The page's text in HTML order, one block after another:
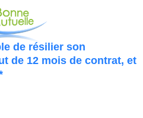
de résilier son
de 12 mois de contrat, et